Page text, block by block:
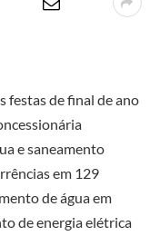
festas de final de ano
e saneamento
em 129
de água em
de energia elétrica